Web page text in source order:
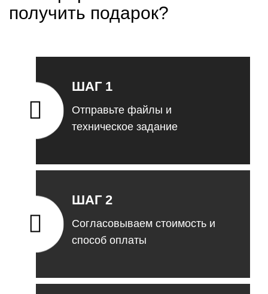
получить подарок?
ШАГ 1
Отправьте файлы и
техническое задание
ШАГ 2
Согласовываем стоимость и
способ оплаты